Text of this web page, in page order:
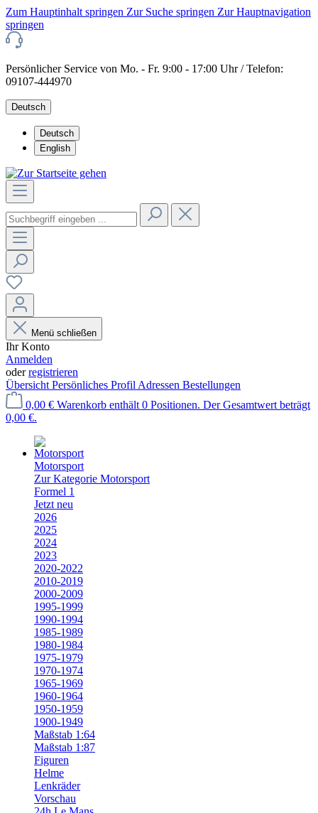
Zum Hauptinhalt springen Zur Suche springen Zur Hauptnavigation
springen
Persönlicher Service von Mo. - Fr. 9:00 - 17:00 Uhr / Telefon:
09107-444970
Deutsch
Deutsch
English
Menü schließen
Ihr Konto
Anmelden
oderregistrieren
Übersicht Persönliches Profil Adressen Bestellungen
0,00 € Warenkorb enthält 0 Positionen. Der Gesamtwert beträgt
0,00 €.
Motorsport
Zur Kategorie Motorsport
Formel 1
Jetzt neu
2026
2025
2024
2023
2020-2022
2010-2019
2000-2009
1995-1999
1990-1994
1985-1989
1980-1984
1975-1979
1970-1974
1965-1969
1960-1964
1950-1959
1900-1949
Maßstab 1:64
Maßstab 1:87
Figuren
Helme
Lenkräder
Vorschau